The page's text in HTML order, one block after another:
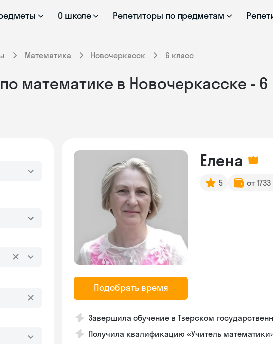
О школе Репетиторы по предметам
Математика Новочеркасск 6 класс
математике в Новочеркасске -
Подобрать время
Елена
5 от
Завершила обучение в Тверском
Получила квалификацию «Учитель математики»